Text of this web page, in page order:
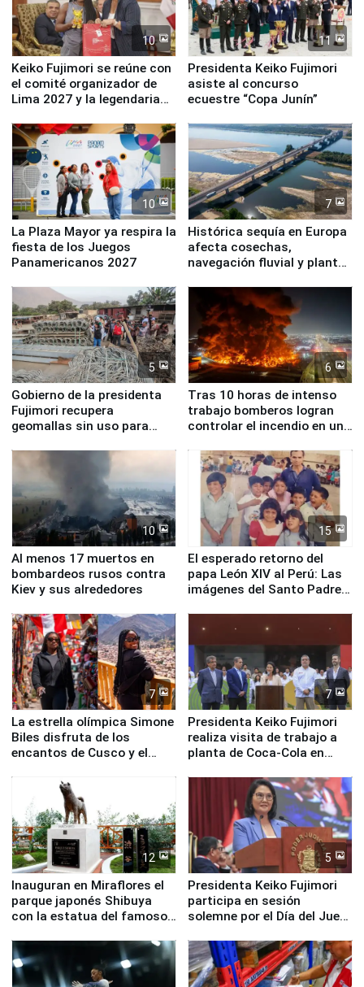
10
Keiko Fujimori se reúne con
el comité organizador de
Lima 2027 y la legendaria
11
Presidenta Keiko Fujimori
asiste al concurso
ecuestre “Copa Junín”
10
La Plaza Mayor ya respira la
fiesta de los Juegos
Panamericanos 2027
7
Histórica sequía en Europa
afecta cosechas,
navegación fluvial y plantas
5
Gobierno de la presidenta
Fujimori recupera
geomallas sin uso para
Fenómeno El Niño
6
Tras 10 horas de intenso
trabajo bomberos logran
controlar el incendio en una
de Chile
10
Al menos 17 muertos en
bombardeos rusos contra
Kiev y sus alrededores
15
El esperado retorno del
papa León XIV al Perú: Las
imágenes del Santo Padre
7
La estrella olímpica Simone
Biles disfruta de los
encantos de Cusco y el
7
Presidenta Keiko Fujimori
realiza visita de trabajo a
planta de Coca-Cola en
12
Inauguran en Miraflores el
parque japonés Shibuya
con la estatua del famoso
5
Presidenta Keiko Fujimori
participa en sesión
solemne por el Día del Juez